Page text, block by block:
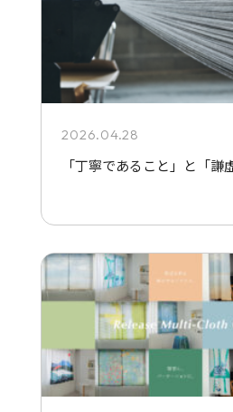
2026.04.28
「丁寧であること」と「謙